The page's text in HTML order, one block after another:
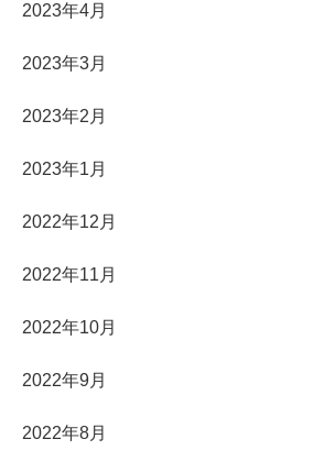
2023年4月
2023年3月
2023年2月
2023年1月
2022年12月
2022年11月
2022年10月
2022年9月
2022年8月